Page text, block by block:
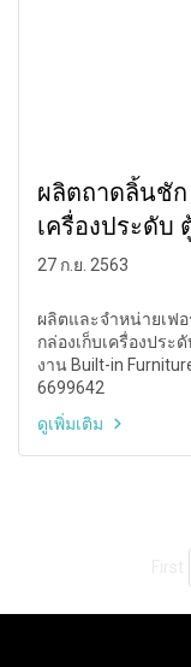
ผลิตถาดลิ้นชัก
เครื่องประดั
ต้องการ
27 ก.ย. 2563
ผลิตและจำหน่ายเฟ
กล่องเก็บเครื่องปร
งาน Built-in Furniture. Line: @charanyagroup Tel:
6699642
ดูเพิ่มเติม